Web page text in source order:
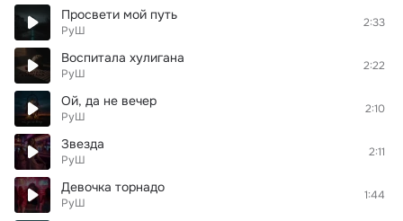
Просвети мой путь
РуШ
2:33
Воспитала хулигана
РуШ
2:22
Ой, да не вечер
РуШ
2:10
Звезда
РуШ
2:11
Девочка торнадо
РуШ
1:44